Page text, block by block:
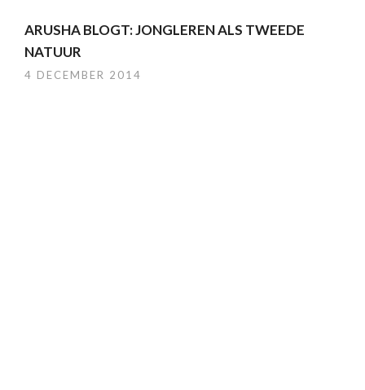
ARUSHA BLOGT: JONGLEREN ALS TWEEDE
NATUUR
4 DECEMBER 2014